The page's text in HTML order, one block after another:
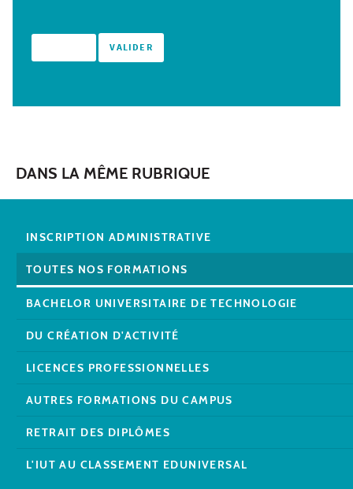
DANS LA MÊME RUBRIQUE
INSCRIPTION ADMINISTRATIVE
TOUTES NOS FORMATIONS
BACHELOR UNIVERSITAIRE DE TECHNOLOGIE
DU CRÉATION D'ACTIVITÉ
LICENCES PROFESSIONNELLES
AUTRES FORMATIONS DU CAMPUS
RETRAIT DES DIPLÔMES
L'IUT AU CLASSEMENT EDUNIVERSAL